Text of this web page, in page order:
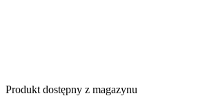
Produkt dostępny z magazynu